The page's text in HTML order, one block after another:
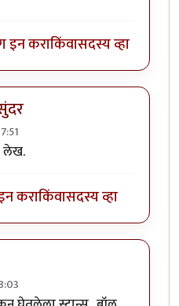
इन कराकिंवासदस्य व्हा
लेख.
कराकिंवासदस्य व्हा